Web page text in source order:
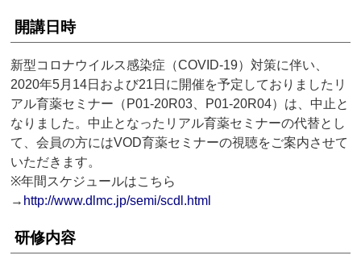
開講日時
新型コロナウイルス感染症（COVID-19）対策に伴い、
2020年5月14日および21日に開催を予定しておりましたリ
アル育薬セミナー（P01-20R03、P01-20R04）は、中止と
なりました。中止となったリアル育薬セミナーの代替とし
て、会員の方にはVOD育薬セミナーの視聴をご案内させて
いただきます。
※年間スケジュールはこちら
→ http://www.dlmc.jp/semi/scdl.html
研修内容